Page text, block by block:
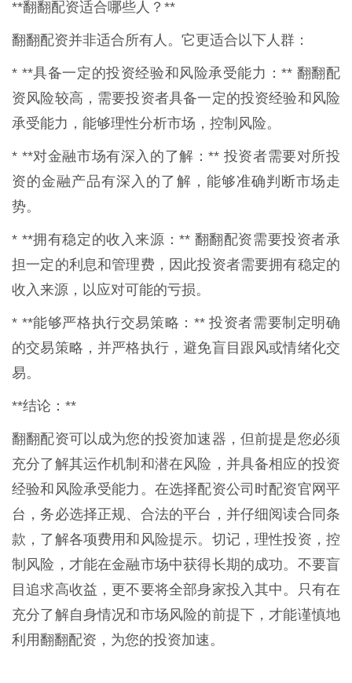
**翻翻配资适合哪些人？**
翻翻配资并非适合所有人。它更适合以下人群：
* **具备一定的投资经验和风险承受能力：** 翻翻配
资风险较高，需要投资者具备一定的投资经验和风险
承受能力，能够理性分析市场，控制风险。
* **对金融市场有深入的了解：** 投资者需要对所投
资的金融产品有深入的了解，能够准确判断市场走
势。
* **拥有稳定的收入来源：** 翻翻配资需要投资者承
担一定的利息和管理费，因此投资者需要拥有稳定的
收入来源，以应对可能的亏损。
* **能够严格执行交易策略：** 投资者需要制定明确
的交易策略，并严格执行，避免盲目跟风或情绪化交
易。
**结论：**
翻翻配资可以成为您的投资加速器，但前提是您必须
充分了解其运作机制和潜在风险，并具备相应的投资
经验和风险承受能力。在选择配资公司时配资官网平
台，务必选择正规、合法的平台，并仔细阅读合同条
款，了解各项费用和风险提示。切记，理性投资，控
制风险，才能在金融市场中获得长期的成功。不要盲
目追求高收益，更不要将全部身家投入其中。只有在
充分了解自身情况和市场风险的前提下，才能谨慎地
利用翻翻配资，为您的投资加速。